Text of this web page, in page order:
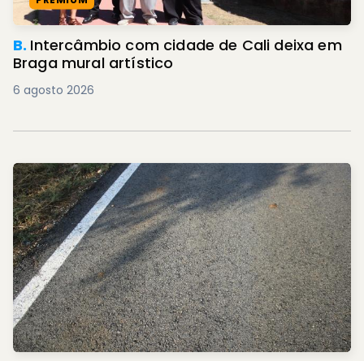
B. Intercâmbio com cidade de Cali deixa em
Braga mural artístico
6 agosto 2026